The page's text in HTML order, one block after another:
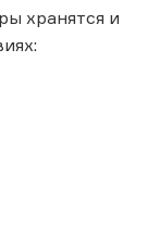
хранятся и